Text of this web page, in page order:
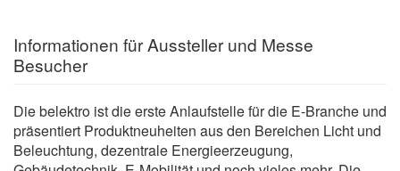
Informationen für Aussteller und Messe
Besucher
Die belektro ist die erste Anlaufstelle für die E-Branche und
präsentiert Produktneuheiten aus den Bereichen Licht und
Beleuchtung, dezentrale Energieerzeugung,